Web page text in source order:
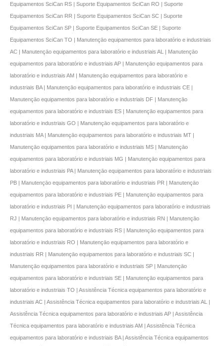
Equipamentos SciCan RS | Suporte Equipamentos SciCan RO | Suporte
Equipamentos SciCan RR | Suporte Equipamentos SciCan SC | Suporte
Equipamentos SciCan SP | Suporte Equipamentos SciCan SE | Suporte
Equipamentos SciCan TO | Manutençāo equipamentos para laboratório e industriais
AC | Manutençāo equipamentos para laboratório e industriais AL | Manutençāo
equipamentos para laboratório e industriais AP | Manutençāo equipamentos para
laboratório e industriais AM | Manutençāo equipamentos para laboratório e
industriais BA | Manutençāo equipamentos para laboratório e industriais CE |
Manutençāo equipamentos para laboratório e industriais DF | Manutençāo
equipamentos para laboratório e industriais ES | Manutençāo equipamentos para
laboratório e industriais GO | Manutençāo equipamentos para laboratório e
industriais MA | Manutençāo equipamentos para laboratório e industriais MT |
Manutençāo equipamentos para laboratório e industriais MS | Manutençāo
equipamentos para laboratório e industriais MG | Manutençāo equipamentos para
laboratório e industriais PA | Manutençāo equipamentos para laboratório e industriais
PB | Manutençāo equipamentos para laboratório e industriais PR | Manutençāo
equipamentos para laboratório e industriais PE | Manutençāo equipamentos para
laboratório e industriais PI | Manutençāo equipamentos para laboratório e industriais
RJ | Manutençāo equipamentos para laboratório e industriais RN | Manutençāo
equipamentos para laboratório e industriais RS | Manutençāo equipamentos para
laboratório e industriais RO | Manutençāo equipamentos para laboratório e
industriais RR | Manutençāo equipamentos para laboratório e industriais SC |
Manutençāo equipamentos para laboratório e industriais SP | Manutençāo
equipamentos para laboratório e industriais SE | Manutençāo equipamentos para
laboratório e industriais TO | Assistência Técnica equipamentos para laboratório e
industriais AC | Assistência Técnica equipamentos para laboratório e industriais AL |
Assistência Técnica equipamentos para laboratório e industriais AP | Assistência
Técnica equipamentos para laboratório e industriais AM | Assistência Técnica
equipamentos para laboratório e industriais BA | Assistência Técnica equipamentos